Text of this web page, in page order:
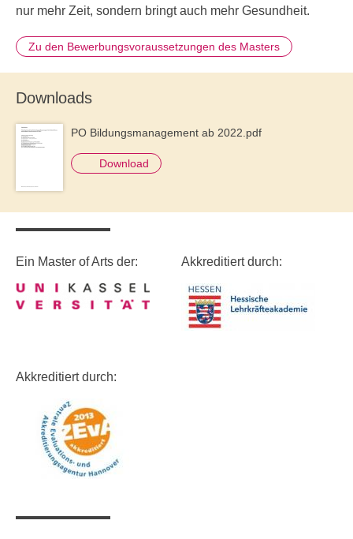
nur mehr Zeit, sondern bringt auch mehr Gesundheit.
Zu den Bewerbungsvoraussetzungen des Masters
Downloads
PO Bildungsmanagement ab 2022.pdf
DocumentDownload
Ein Master of Arts der: Akkreditiert durch:
Akkreditiert durch: